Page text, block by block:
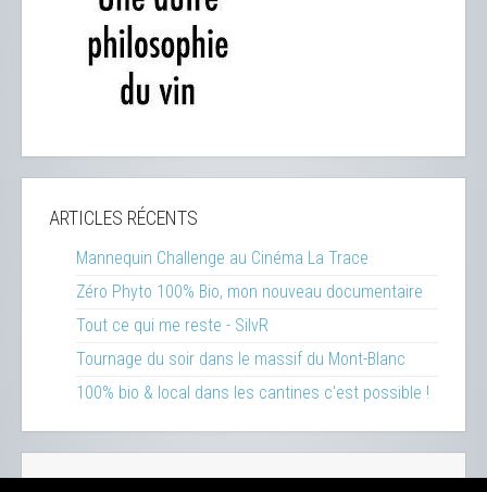
ARTICLES RÉCENTS
Mannequin Challenge au Cinéma La Trace
Zéro Phyto 100% Bio, mon nouveau documentaire
Tout ce qui me reste - SilvR
Tournage du soir dans le massif du Mont-Blanc
100% bio & local dans les cantines c'est possible !